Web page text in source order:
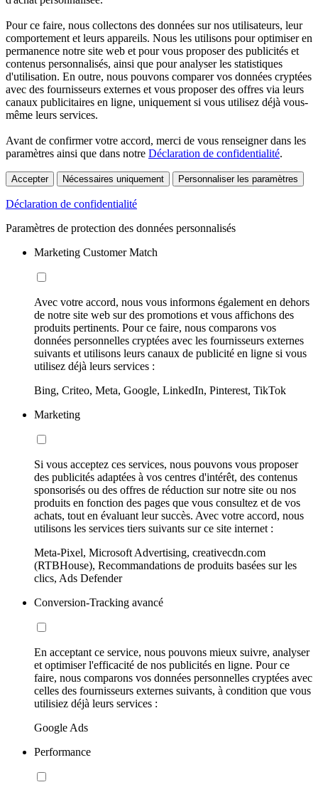
Pour ce faire, nous collectons des données sur nos utilisateurs, leur
comportement et leurs appareils. Nous les utilisons pour optimiser en
permanence notre site web et pour vous proposer des publicités et
contenus personnalisés, ainsi que pour analyser les statistiques
d'utilisation. En outre, nous pouvons comparer vos données cryptées
avec des fournisseurs externes et vous proposer des offres via leurs
canaux publicitaires en ligne, uniquement si vous utilisez déjà vous-
même leurs services.
Avant de confirmer votre accord, merci de vous renseigner dans les
paramètres ainsi que dans notre Déclaration de confidentialité.
Accepter Nécessaires uniquement Personnaliser les paramètres
Déclaration de confidentialité
Paramètres de protection des données personnalisés
Marketing Customer Match
Avec votre accord, nous vous informons également en dehors
de notre site web sur des promotions et vous affichons des
produits pertinents. Pour ce faire, nous comparons vos
données personnelles cryptées avec les fournisseurs externes
suivants et utilisons leurs canaux de publicité en ligne si vous
utilisez déjà leurs services :
Bing, Criteo, Meta, Google, LinkedIn, Pinterest, TikTok
Marketing
Si vous acceptez ces services, nous pouvons vous proposer
des publicités adaptées à vos centres d'intérêt, des contenus
sponsorisés ou des offres de réduction sur notre site ou nos
produits en fonction des pages que vous consultez et de vos
achats, tout en évaluant leur succès. Avec votre accord, nous
utilisons les services tiers suivants sur ce site internet :
Meta-Pixel, Microsoft Advertising, creativecdn.com
(RTBHouse), Recommandations de produits basées sur les
clics, Ads Defender
Conversion-Tracking avancé
En acceptant ce service, nous pouvons mieux suivre, analyser
et optimiser l'efficacité de nos publicités en ligne. Pour ce
faire, nous comparons vos données personnelles cryptées avec
celles des fournisseurs externes suivants, à condition que vous
utilisiez déjà leurs services :
Google Ads
Performance